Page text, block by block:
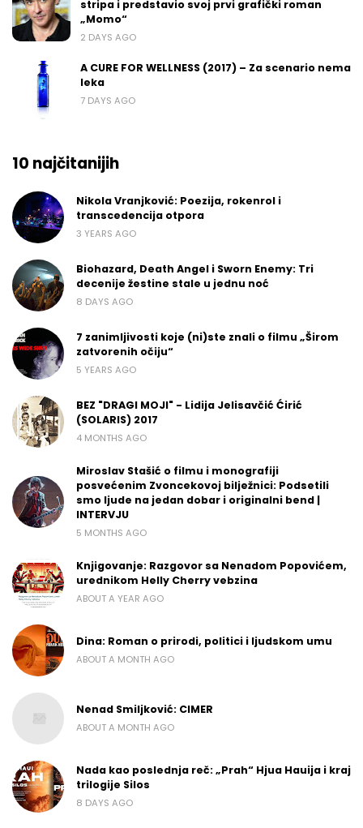
stripa i predstavio svoj prvi grafički roman
„Momo“
2 DAYS AGO
A CURE FOR WELLNESS (2017) – Za scenario nema
leka
7 DAYS AGO
10 najčitanijih
Nikola Vranjković: Poezija, rokenrol i
transcedencija otpora
3 YEARS AGO
Biohazard, Death Angel i Sworn Enemy: Tri
decenije žestine stale u jednu noć
8 DAYS AGO
7 zanimljivosti koje (ni)ste znali o filmu „Širom
zatvorenih očiju“
5 YEARS AGO
BEZ "DRAGI MOJI" - Lidija Jelisavčić Ćirić
(SOLARIS) 2017
4 MONTHS AGO
Miroslav Stašić o filmu i monografiji
posvećenim Zvoncekovoj bilježnici: Podsetili
smo ljude na jedan dobar i originalni bend |
INTERVJU
5 MONTHS AGO
Knjigovanje: Razgovor sa Nenadom Popovićem,
urednikom Helly Cherry vebzina
ABOUT A YEAR AGO
Dina: Roman o prirodi, politici i ljudskom umu
ABOUT A MONTH AGO
Nenad Smiljković: CIMER
ABOUT A MONTH AGO
Nada kao poslednja reč: „Prah“ Hjua Hauija i kraj
trilogije Silos
8 DAYS AGO